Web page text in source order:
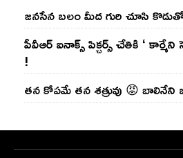
జ‌న‌సేన బ‌లం మీద గురి చూసి
పీవీఆర్ ఐనాక్స్ పిక్చర్స్ చేతికి ‘ కార్మేని
!
తన కోపమే తన శత్రువు 😡 బాలినేని